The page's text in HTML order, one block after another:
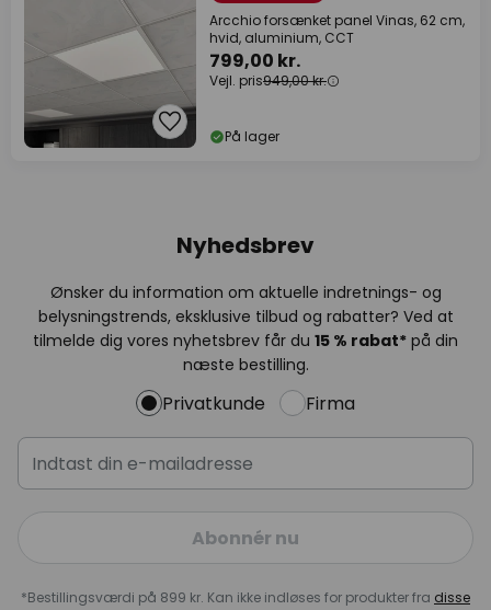
Arcchio forsænket panel Vinas, 62 cm,
hvid, aluminium, CCT
799,00 kr.
Vejl. pris949,00 kr.
På lager
Nyhedsbrev
Ønsker du information om aktuelle indretnings- og
belysningstrends, eksklusive tilbud og rabatter? Ved at
tilmelde dig vores nyhetsbrev får du 15 % rabat* på din
næste bestilling.
Privatkunde Firma
Abonnér nu
*Bestillingsværdi på 899 kr. Kan ikke indløses for produkter fra disse